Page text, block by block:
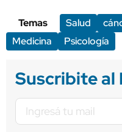
Temas Salud
Medicina
Psicología
Suscribite